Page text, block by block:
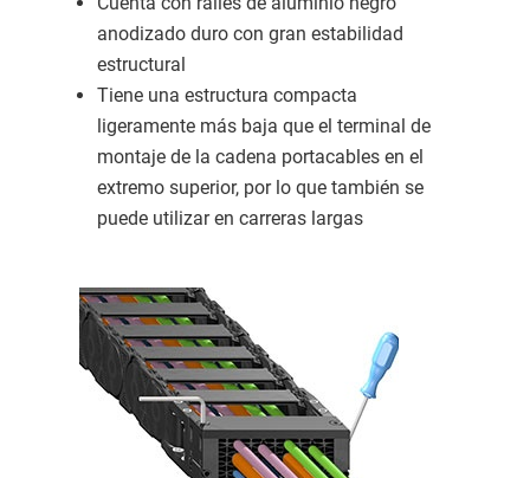
anodizado duro con gran estabilidad
estructural
Tiene una estructura compacta
ligeramente más baja que el terminal de
montaje de la cadena portacables en el
extremo superior, por lo que también se
puede utilizar en carreras largas